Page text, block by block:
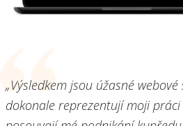
„Výsledkem jsou úžasné
dokonale reprezentují moji